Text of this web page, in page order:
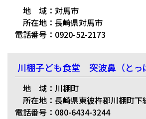
地 域：対馬市
所在地：長崎県対馬市
電話番号：0920-52-2173
川棚子ども食堂 突波鼻（とっ
地 域：川棚町
所在地：長崎県東彼杵郡川棚町下
電話番号：080-6434-3244